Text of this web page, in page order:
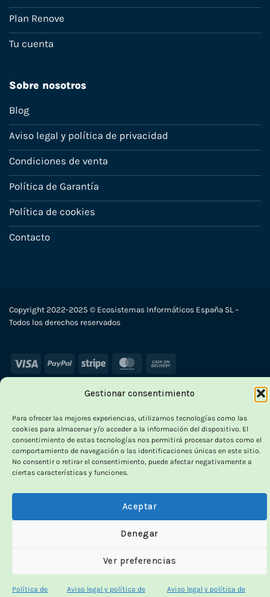
Gestionar consentimiento
Para ofrecer las mejores experiencias, utilizamos tecnologías como las
cookies para almacenar y/o acceder a la información del dispositivo. El
consentimiento de estas tecnologías nos permitirá procesar datos como el
comportamiento de navegación o las identificaciones únicas en este sitio.
No consentir o retirar el consentimiento, puede afectar negativamente a
ciertas características y funciones.
Aceptar
Denegar
Ver preferencias
Política de Aviso legal y política de Aviso legal y política de
Plan Renove
Tu cuenta
Sobre nosotros
Blog
Aviso legal y política de privacidad
Condiciones de venta
Política de Garantía
Política de cookies
Contacto
Copyright 2022-2025 © Ecosistemas Informáticos España SL –
Todos los derechos reservados
Visa PayPal Stripe MasterCard
On
Delivery
×
OUTLET VORPC
Calidad probada,
precios imbatibles
100% funcionalesy con
bajo!